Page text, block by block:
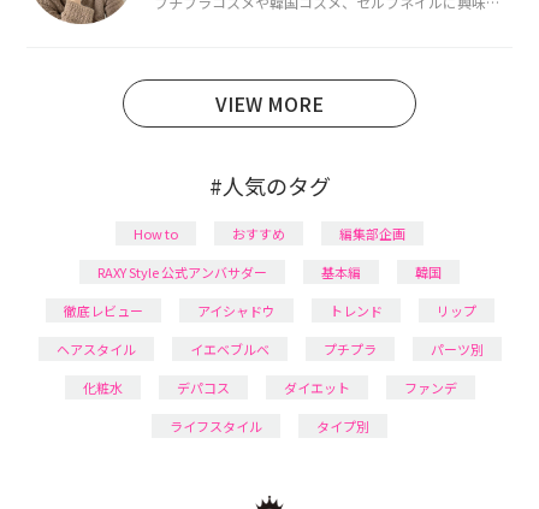
VIEW MORE
#人気のタグ
How to おすすめ
編集部企画
RAXY Style 公式アンバサダー
基本編
韓国
徹底レビュー
アイシャドウ トレンド
リップ
ヘアスタイル
イエベブルベ プチプラ
パーツ別
化粧水
デパコス ダイエット
ファンデ
ライフスタイル
タイプ別